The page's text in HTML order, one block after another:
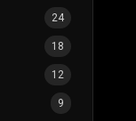
24
18
12
9